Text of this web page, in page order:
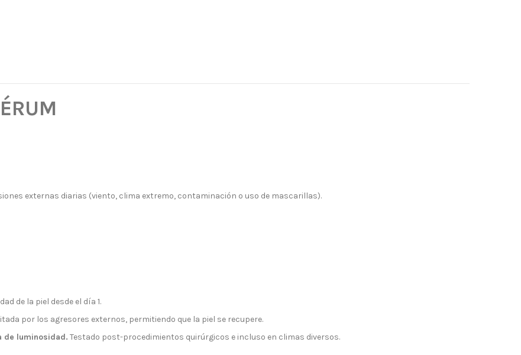
externas diarias (viento, clima extremo, contaminación o uso de mascarillas).
de la piel desde el día 1.
por los agresores externos, permitiendo que la piel se recupere.
de luminosidad. Testado post-procedimientos quirúrgicos e incluso en climas diversos.